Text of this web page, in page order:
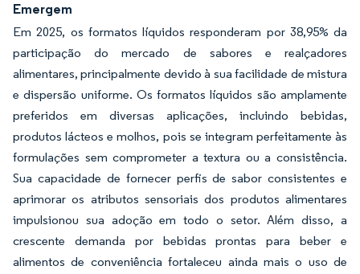
Emergem
Em 2025, os formatos líquidos responderam por 38,95% da
participação do mercado de sabores e realçadores
alimentares, principalmente devido à sua facilidade de mistura
e dispersão uniforme. Os formatos líquidos são amplamente
preferidos em diversas aplicações, incluindo bebidas,
produtos lácteos e molhos, pois se integram perfeitamente às
formulações sem comprometer a textura ou a consistência.
Sua capacidade de fornecer perfis de sabor consistentes e
aprimorar os atributos sensoriais dos produtos alimentares
impulsionou sua adoção em todo o setor. Além disso, a
crescente demanda por bebidas prontas para beber e
alimentos de conveniência fortaleceu ainda mais o uso de